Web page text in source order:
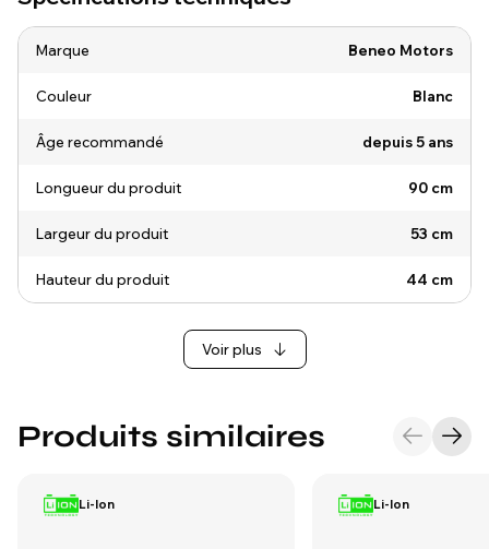
Marque Beneo Motors
Couleur Blanc
Âge recommandé depuis 5 ans
Longueur du produit 90 cm
Largeur du produit 53 cm
Hauteur du produit 44 cm
Voir plus
Produits similaires
Li-Ion Li-Ion